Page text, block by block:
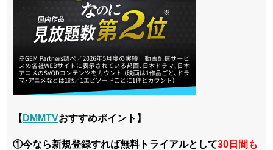
【 DMMTVおすすめポイント】
①今なら新規登録すれば無料トライアルとして30日間も